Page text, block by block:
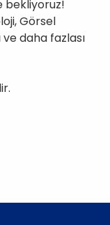
bekliyoruz!
Görsel
daha fazlası